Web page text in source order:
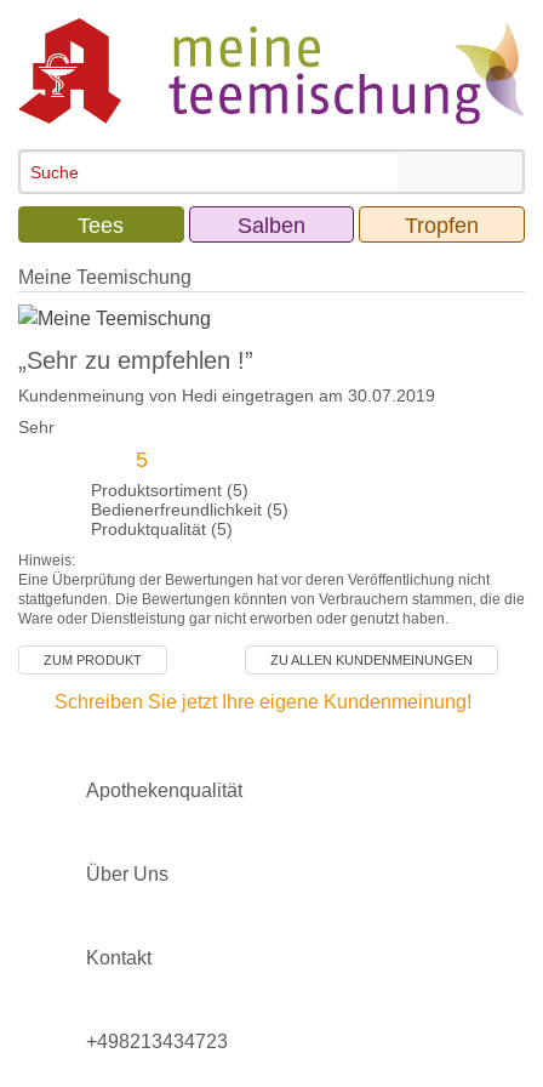
Tees Salben Tropfen
Meine Teemischung
„Sehr zu empfehlen !”
Kundenmeinung von Hedi eingetragen am 30.07.2019
Sehr
5
Produktsortiment (5)
Bedienerfreundlichkeit (5)
Produktqualität (5)
Hinweis:
Eine Überprüfung der Bewertungen hat vor deren Veröffentlichung nicht
stattgefunden. Die Bewertungen könnten von Verbrauchern stammen, die die
Ware oder Dienstleistung gar nicht erworben oder genutzt haben.
ZUM PRODUKT ZU ALLEN KUNDENMEINUNGEN
Schreiben Sie jetzt Ihre eigene Kundenmeinung!
Apothekenqualität
Über Uns
Kontakt
+498213434723